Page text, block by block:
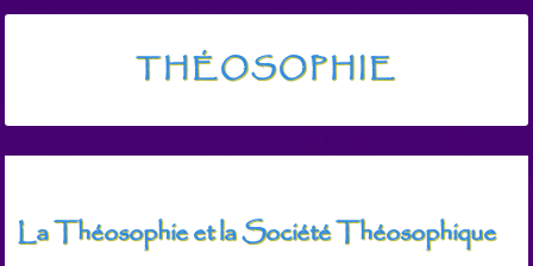
THÉOSOPHIE
La Théosophie et la Société Théosophique